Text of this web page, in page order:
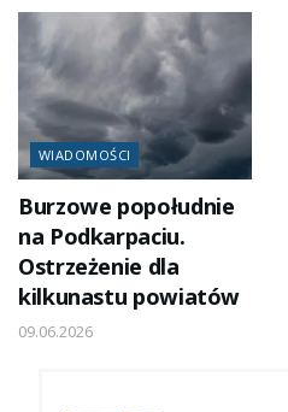
WIADOMOŚCI
Burzowe popołudnie
na Podkarpaciu.
Ostrzeżenie dla
kilkunastu powiatów
09.06.2026